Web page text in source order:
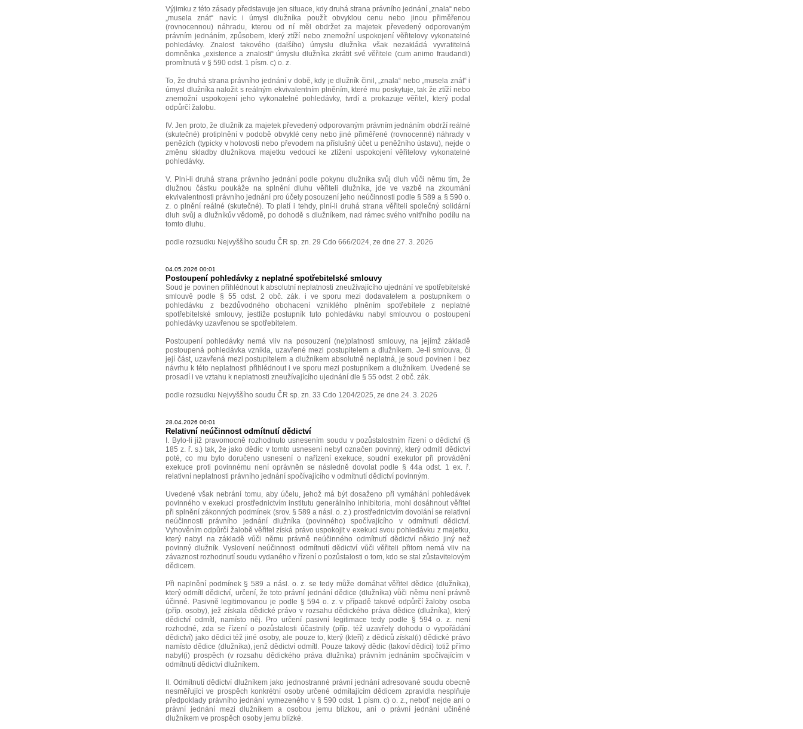
Výjimku z této zásady představuje jen situace, kdy druhá strana právního jednání „znala“ nebo
„musela znát“ navíc i úmysl dlužníka použít obvyklou cenu nebo jinou přiměřenou
(rovnocennou) náhradu, kterou od ní měl obdržet za majetek převedený odporovaným
právním jednáním, způsobem, který ztíží nebo znemožní uspokojení věřitelovy vykonatelné
pohledávky. Znalost takového (dalšího) úmyslu dlužníka však nezakládá vyvratitelná
domněnka „existence a znalosti“ úmyslu dlužníka zkrátit své věřitele (cum animo fraudandi)
promítnutá v § 590 odst. 1 písm. c) o. z.
To, že druhá strana právního jednání v době, kdy je dlužník činil, „znala“ nebo „musela znát“ i
úmysl dlužníka naložit s reálným ekvivalentním plněním, které mu poskytuje, tak že ztíží nebo
znemožní uspokojení jeho vykonatelné pohledávky, tvrdí a prokazuje věřitel, který podal
odpůrčí žalobu.
IV. Jen proto, že dlužník za majetek převedený odporovaným právním jednáním obdrží reálné
(skutečné) protiplnění v podobě obvyklé ceny nebo jiné přiměřené (rovnocenné) náhrady v
penězích (typicky v hotovosti nebo převodem na příslušný účet u peněžního ústavu), nejde o
změnu skladby dlužníkova majetku vedoucí ke ztížení uspokojení věřitelovy vykonatelné
pohledávky.
V. Plní-li druhá strana právního jednání podle pokynu dlužníka svůj dluh vůči němu tím, že
dlužnou částku poukáže na splnění dluhu věřiteli dlužníka, jde ve vazbě na zkoumání
ekvivalentnosti právního jednání pro účely posouzení jeho neúčinnosti podle § 589 a § 590 o.
z. o plnění reálné (skutečné). To platí i tehdy, plní-li druhá strana věřiteli společný solidární
dluh svůj a dlužníkův vědomě, po dohodě s dlužníkem, nad rámec svého vnitřního podílu na
tomto dluhu.
podle rozsudku Nejvyššího soudu ČR sp. zn. 29 Cdo 666/2024, ze dne 27. 3. 2026
04.05.2026 00:01
Postoupení pohledávky z neplatné spotřebitelské smlouvy
Soud je povinen přihlédnout k absolutní neplatnosti zneužívajícího ujednání ve spotřebitelské
smlouvě podle § 55 odst. 2 obč. zák. i ve sporu mezi dodavatelem a postupníkem o
pohledávku z bezdůvodného obohacení vzniklého plněním spotřebitele z neplatné
spotřebitelské smlouvy, jestliže postupník tuto pohledávku nabyl smlouvou o postoupení
pohledávky uzavřenou se spotřebitelem.
Postoupení pohledávky nemá vliv na posouzení (ne)platnosti smlouvy, na jejímž základě
postoupená pohledávka vznikla, uzavřené mezi postupitelem a dlužníkem. Je-li smlouva, či
její část, uzavřená mezi postupitelem a dlužníkem absolutně neplatná, je soud povinen i bez
návrhu k této neplatnosti přihlédnout i ve sporu mezi postupníkem a dlužníkem. Uvedené se
prosadí i ve vztahu k neplatnosti zneužívajícího ujednání dle § 55 odst. 2 obč. zák.
podle rozsudku Nejvyššího soudu ČR sp. zn. 33 Cdo 1204/2025, ze dne 24. 3. 2026
28.04.2026 00:01
Relativní neúčinnost odmítnutí dědictví
I. Bylo-li již pravomocně rozhodnuto usnesením soudu v pozůstalostním řízení o dědictví (§
185 z. ř. s.) tak, že jako dědic v tomto usnesení nebyl označen povinný, který odmítl dědictví
poté, co mu bylo doručeno usnesení o nařízení exekuce, soudní exekutor při provádění
exekuce proti povinnému není oprávněn se následně dovolat podle § 44a odst. 1 ex. ř.
relativní neplatnosti právního jednání spočívajícího v odmítnutí dědictví povinným.
Uvedené však nebrání tomu, aby účelu, jehož má být dosaženo při vymáhání pohledávek
povinného v exekuci prostřednictvím institutu generálního inhibitoria, mohl dosáhnout věřitel
při splnění zákonných podmínek (srov. § 589 a násl. o. z.) prostřednictvím dovolání se relativní
neúčinnosti právního jednání dlužníka (povinného) spočívajícího v odmítnutí dědictví.
Vyhověním odpůrčí žalobě věřitel získá právo uspokojit v exekuci svou pohledávku z majetku,
který nabyl na základě vůči němu právně neúčinného odmítnutí dědictví někdo jiný než
povinný dlužník. Vyslovení neúčinnosti odmítnutí dědictví vůči věřiteli přitom nemá vliv na
závaznost rozhodnutí soudu vydaného v řízení o pozůstalosti o tom, kdo se stal zůstavitelovým
dědicem.
Při naplnění podmínek § 589 a násl. o. z. se tedy může domáhat věřitel dědice (dlužníka),
který odmítl dědictví, určení, že toto právní jednání dědice (dlužníka) vůči němu není právně
účinné. Pasivně legitimovanou je podle § 594 o. z. v případě takové odpůrčí žaloby osoba
(příp. osoby), jež získala dědické právo v rozsahu dědického práva dědice (dlužníka), který
dědictví odmítl, namísto něj. Pro určení pasivní legitimace tedy podle § 594 o. z. není
rozhodné, zda se řízení o pozůstalosti účastnily (příp. též uzavřely dohodu o vypořádání
dědictví) jako dědici též jiné osoby, ale pouze to, který (kteří) z dědiců získal(i) dědické právo
namísto dědice (dlužníka), jenž dědictví odmítl. Pouze takový dědic (takoví dědici) totiž přímo
nabyl(i) prospěch (v rozsahu dědického práva dlužníka) právním jednáním spočívajícím v
odmítnutí dědictví dlužníkem.
II. Odmítnutí dědictví dlužníkem jako jednostranné právní jednání adresované soudu obecně
nesměřující ve prospěch konkrétní osoby určené odmítajícím dědicem zpravidla nesplňuje
předpoklady právního jednání vymezeného v § 590 odst. 1 písm. c) o. z., neboť nejde ani o
právní jednání mezi dlužníkem a osobou jemu blízkou, ani o právní jednání učiněné
dlužníkem ve prospěch osoby jemu blízké.